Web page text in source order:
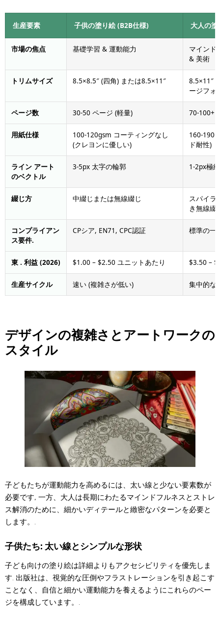
生産要素 子供の塗り絵 (B2B仕様) 大人の
市場の焦点 基礎学習 & 運動能力
マインド
& 美術
トリムサイズ 8.5×8.5″ (四角) または8.5×11″
8.5×11″ (
ージフォ
ページ数 30-50 ページ (軽量) 70-100+
用紙仕様
100-120gsm コーティングなし
(クレヨンに優しい)
160-
ド耐性)
ライン アート
のベクトル
3-5px 太字の輪郭 1-2px極
綴じ方 中綴じまたは無線綴じ
スパイラ
き無線綴
コンプライアン
ス要件.
CPシア, EN71, CPC認証 標準の一
東 . 利益 (2026) $1.00 – $2.50 ユニットあたり $3.50 –
生産サイクル 速い (複雑さが低い) 集中的な
デザインの複雑さとアートワークの
スタイル
子どもたちが運動能力を高めるには、太い線と少ない要素数が
必要です, 一方、大人は長期にわたるマインドフルネスとストレ
ス解消のために、細かいディテールと緻密なパターンを必要と
します。.
子供たち: 太い線とシンプルな形状
子ども向けの塗り絵は詳細よりもアクセシビリティを優先しま
す. 出版社は、視覚的な圧倒やフラストレーションを引き起こす
ことなく、自信と細かい運動能力を養えるようにこれらのペー
ジを構成しています。.